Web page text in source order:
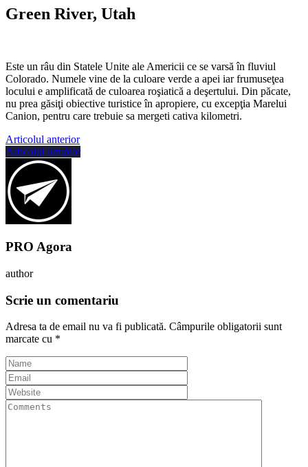
Green River, Utah
Este un râu din Statele Unite ale Americii ce se varsă în fluviul
Colorado. Numele vine de la culoare verde a apei iar frumuseţea
locului e amplificată de culoarea roşiatică a deşertului. Din păcate,
nu prea găsiţi obiective turistice în apropiere, cu excepţia Marelui
Canion, pentru care trebuie sa mergeti cativa kilometri.
Articolul anterior
Articolul următor
PRO Agora
author
Scrie un comentariu
Adresa ta de email nu va fi publicată. Câmpurile obligatorii sunt
marcate cu *